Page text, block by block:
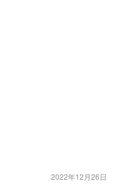
2022年12月26日